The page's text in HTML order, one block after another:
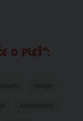
O PLEŤ“:
Alergie
Antioxidanty